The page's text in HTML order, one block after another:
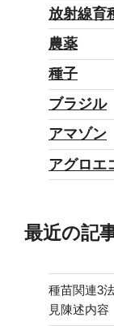
放射線育
農薬
種子
ブラジル
アマゾン
アグロエ
最近の記
種苗関連3
見陳述内容